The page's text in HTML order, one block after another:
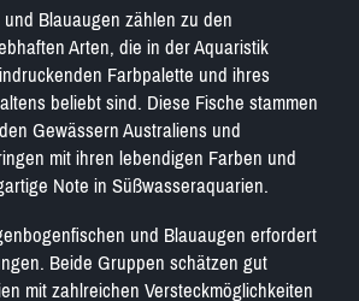
Blauaugen zählen zu den
Arten, die in der Aquaristik
Farbpalette und ihres
beliebt sind. Diese Fische stammen
Gewässern Australiens und
mit ihren lebendigen Farben und
Note in Süßwasseraquarien.
und Blauaugen erfordert
Beide Gruppen schätzen gut
mit zahlreichen Versteckmöglichkeiten